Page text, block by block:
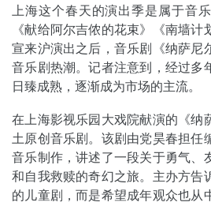
上海这个春天的演出季是属于音
《献给阿尔吉侬的花束》《南墙
宣来沪演出之后，音乐剧《纳萨尼
音乐剧热潮。记者注意到，经过多
日臻成熟，逐渐成为市场的主流。
在上海影视乐园大戏院献演的《纳
土原创音乐剧。该剧由党昊春担任
音乐制作，讲述了一段关于勇气、
和自我救赎的奇幻之旅。主办方告
的儿童剧，而是希望成年观众也从